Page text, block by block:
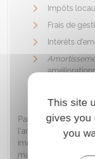
Impôts
Frais de
Intérêts
Par ailleurs, le
l'amortissement des
immobilier ne
mais peut être
This site
gives you
you